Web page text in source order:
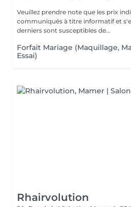
Veuillez prendre note que les prix
communiqués à titre informatif et
derniers sont susceptibles de...
Forfait Mariage (Maquillage,
Essai)
Rhairvolution